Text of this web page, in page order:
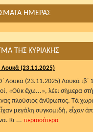
ΗΜΕΡΑΣ
ΤΗΣ ΚΥΡΙΑΚΗΣ
Λουκᾶ (23.11.2025)
Λουκᾶ (23.11.2025) Λουκᾶ ιβ΄
«Οὐκ ἔχω...», λέει σήμερα
πλούσιος ἄνθρωπος. Τά
μεγάλη συγκομιδή, εἶχαν
Κι ... περισσότερα